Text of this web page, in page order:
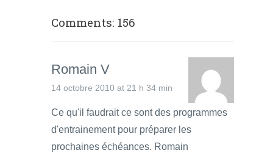
Comments: 156
Romain V
14 octobre 2010 at 21 h 34 min
Ce qu'il faudrait ce sont des programmes
d'entrainement pour préparer les
prochaines échéances. Romain